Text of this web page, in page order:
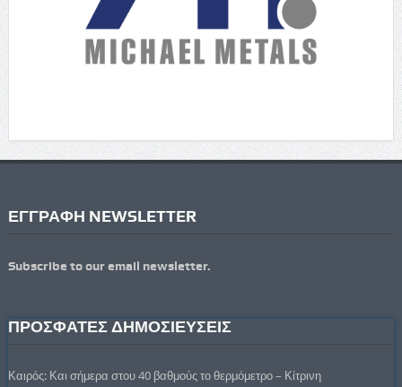
ΕΓΓΡΑΦΗ NEWSLETTER
Subscribe to our email newsletter.
ΠΡΟΣΦΑΤΕΣ ΔΗΜΟΣΙΕΥΣΕΙΣ
Καιρός: Και σήμερα στου 40 βαθμούς το θερμόμετρο – Κίτρινη